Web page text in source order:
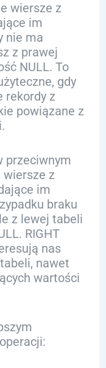
wiersze z
im
nie ma
z prawej
NULL. To
gdy
rekordy z
powiązane z
przeciwnym
wiersze z
im
braku
z lewej tabeli
RIGHT
nas
nawet
wartości